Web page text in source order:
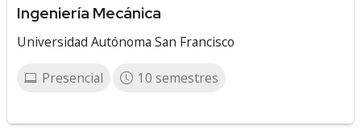
Ingeniería Mecánica
Universidad Autónoma San Francisco
Presencial 10 semestres